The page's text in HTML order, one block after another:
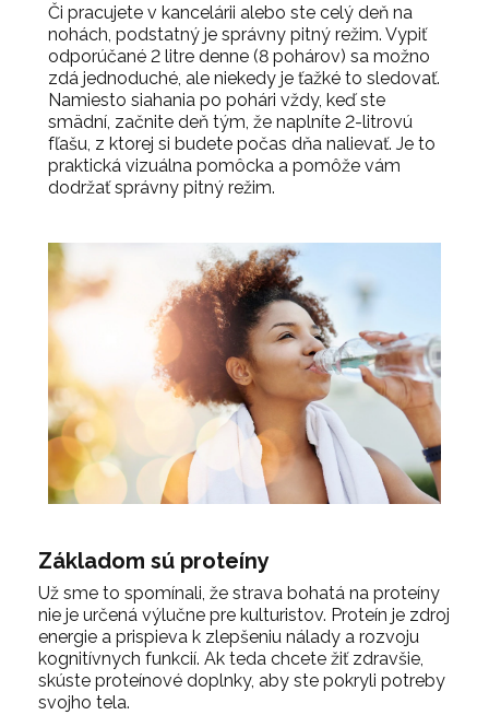
Či pracujete v kancelárii alebo ste celý deň na
nohách, podstatný je správny pitný režim. Vypiť
odporúčané 2 litre denne (8 pohárov) sa možno
zdá jednoduché, ale niekedy je ťažké to sledovať.
Namiesto siahania po pohári vždy, keď ste
smädní, začnite deň tým, že naplníte 2-litrovú
fľašu, z ktorej si budete počas dňa nalievať. Je to
praktická vizuálna pomôcka a pomôže vám
dodržať správny pitný režim.
Základom sú proteíny
Už sme to spomínali, že strava bohatá na proteíny
nie je určená výlučne pre kulturistov. Proteín je zdroj
energie a prispieva k zlepšeniu nálady a rozvoju
kognitívnych funkcií. Ak teda chcete žiť zdravšie,
skúste proteínové doplnky, aby ste pokryli potreby
svojho tela.